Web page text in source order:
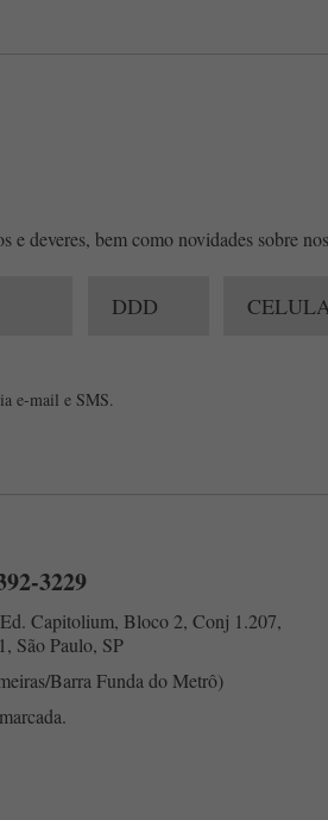
e deveres, bem como novidades sobre
e-mail e SMS.
3229
Capitolium, Bloco 2, Conj 1.207,
São Paulo, SP
Barra Funda do Metrô)